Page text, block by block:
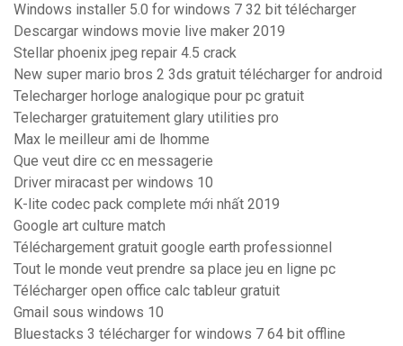
Windows installer 5.0 for windows 7 32 bit télécharger
Descargar windows movie live maker 2019
Stellar phoenix jpeg repair 4.5 crack
New super mario bros 2 3ds gratuit télécharger for android
Telecharger horloge analogique pour pc gratuit
Telecharger gratuitement glary utilities pro
Max le meilleur ami de lhomme
Que veut dire cc en messagerie
Driver miracast per windows 10
K-lite codec pack complete mới nhất 2019
Google art culture match
Téléchargement gratuit google earth professionnel
Tout le monde veut prendre sa place jeu en ligne pc
Télécharger open office calc tableur gratuit
Gmail sous windows 10
Bluestacks 3 télécharger for windows 7 64 bit offline